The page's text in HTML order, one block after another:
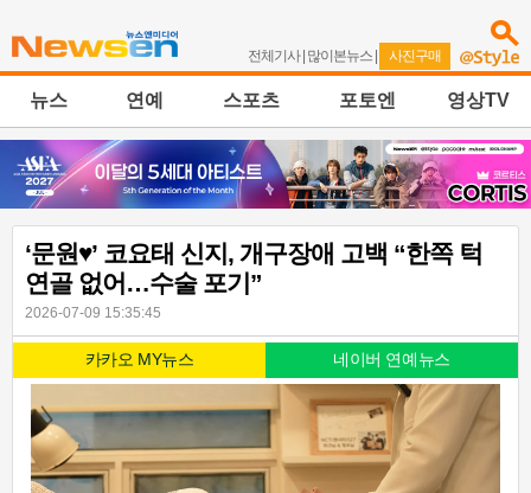
전체기사| 많이본뉴스 | 사진구매
뉴스 연예 스포츠 포토엔 영상TV
‘문원♥’ 코요태 신지, 개구장애 고백 “한쪽 턱
연골 없어…수술 포기”
2026-07-09 15:35:45
카카오 MY뉴스 네이버 연예뉴스